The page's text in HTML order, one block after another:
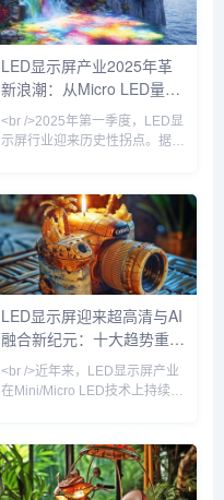
头部企业却通过Micro LED、
COB封装、虚拟拍摄等新技
术，硬生生撕开了一道增长口
子。据TrendForce集邦咨询最
新数据，2024年全球LED显示
元，其中
LED显示屏产业2025年革
新浪潮：从Micro LED量产
到AI驱动内容生态的全面跃
迁
<br />2025年第一季度，LED显
示屏行业迎来历史性拐点。据最
升至85%以上，而巨量转移设备
的单小时产能突破200万颗，这
直接推动Micro LED显示模组的
综合成本下降超过40%。三星、
LG以及国内京东方、利亚德等
厂商，均在近期相继发布了针对
商业显示与高端家用市场的
Micro LED新品，其中110英寸
LED显示屏迎来超高清与AI
融合新纪元：十大趋势重塑
数字视觉生态
<br />近年来，LED显示屏产业
在Mini/Micro LED技术上持续突
率超过99.9%，间距低于P0.3的
超微显示屏开始进入高端商用市
场。同时，巨量转移技术效率提